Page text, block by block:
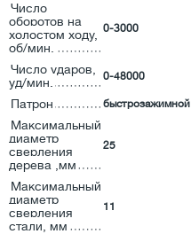
Число
оборотов на
холостом ходу,
об/мин.
0-3000
Число ударов,
уд/мин.
0-48000
Патрон быстрозажимной
Максимальный
диаметр
сверления
дерева ,мм
25
Максимальный
диаметр
сверления
стали, мм
11